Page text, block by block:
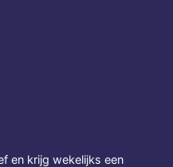
en krijg wekelijks een